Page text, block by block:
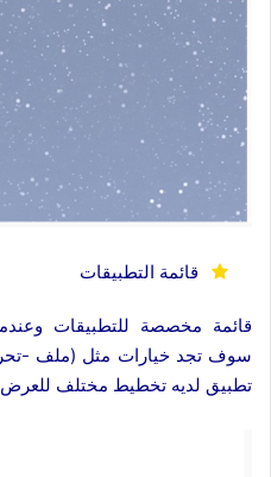
قائمة التطبيقات
قائمة مخصصة للتطبيقات
سوف تجد خيارات مثل (ملف -
تطبيق لديه تخطيط مختلف